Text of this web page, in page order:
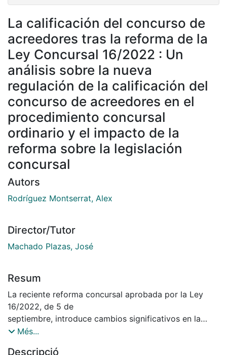
La calificación del concurso de
acreedores tras la reforma de la
Ley Concursal 16/2022 : Un
análisis sobre la nueva
regulación de la calificación del
concurso de acreedores en el
procedimiento concursal
ordinario y el impacto de la
reforma sobre la legislación
concursal
Autors
Rodríguez Montserrat, Alex
Director/Tutor
Machado Plazas, José
Resum
La reciente reforma concursal aprobada por la Ley
16/2022, de 5 de
septiembre, introduce cambios significativos en la
calificación del concurso de acreedores. El
Més...
Descripció